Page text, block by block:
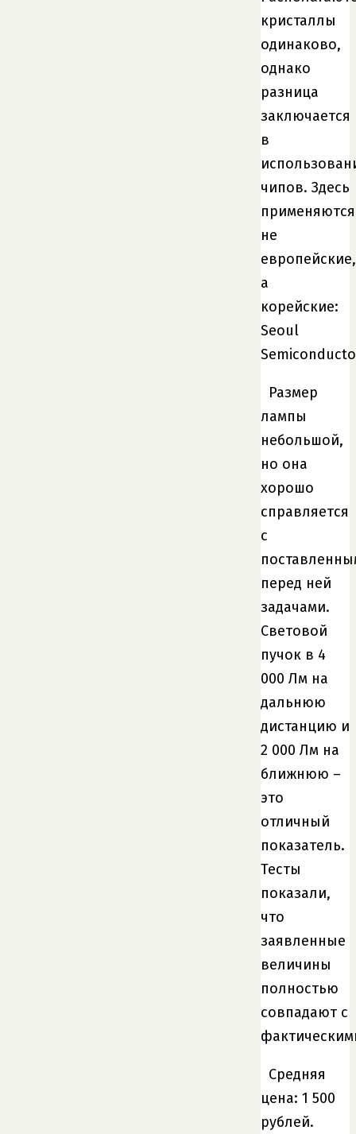
кристаллы
одинаково,
однако
разница
заключается
в
чипов. Здесь
применяются
не
европейские,
а
корейские:
Seoul
Размер
лампы
небольшой,
но она
хорошо
справляется
с
перед ней
задачами.
Световой
пучок в 4
000 Лм на
дальнюю
дистанцию и
2 000 Лм на
ближнюю –
это
отличный
показатель.
Тесты
показали,
что
заявленные
величины
полностью
совпадают с
Средняя
цена: 1 500
рублей.